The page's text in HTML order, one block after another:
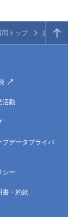
問トップ お申込
活動
プデータプライバ
シー
書・約款